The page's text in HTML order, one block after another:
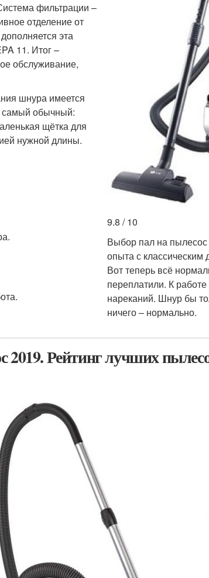
фильтрации –
отделение от
эта
11. Итог –
обслуживание,
шнура имеется
самый обычный:
щётка для
нужной длины.
9.8 / 10
Выбор пал на пылесос
опыта с
Вот теперь всё
переплатили. К
нареканий. Шнур бы
ничего – нормально.
Рейтинг лучших